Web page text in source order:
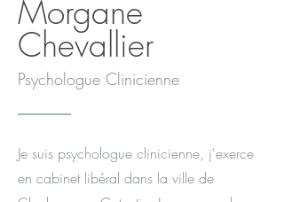
Morgane
Chevallier
Psychologue Clinicienne
Je suis psychologue clinicienne, j'exerce
en cabinet libéral dans la ville de